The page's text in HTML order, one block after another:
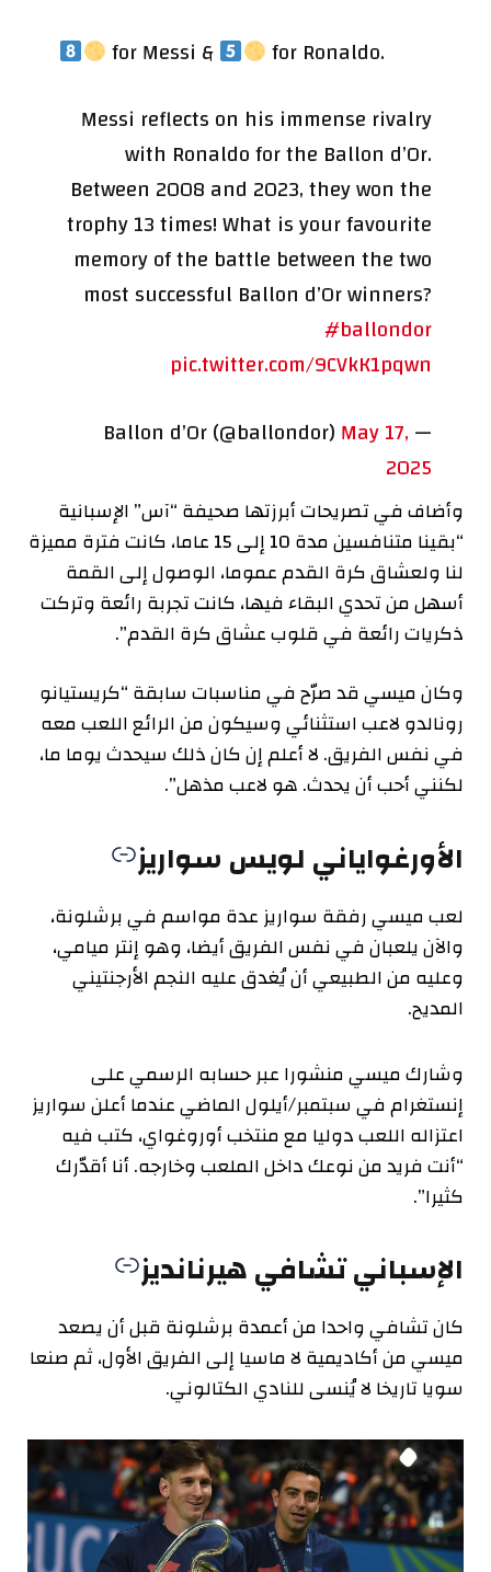
for Messi &
for Ronaldo.
Messi reflects on his immense rivalry
with Ronaldo for the Ballon d’Or.
Between 2008 and 2023, they won the
trophy 13 times! What is your favourite
memory of the battle between the two
most successful Ballon d’Or winners?
#ballondor
pic.twitter.com/9CVkK1pqwn
— Ballon d’Or (@ballondor)
May 17,
2025
وأضاف في تصريحات أبرزتها صحيفة “آس” الإسبانية
“بقينا متنافسين مدة 10 إلى 15 عاما، كانت فترة مميزة
لنا ولعشاق كرة القدم عموما، الوصول إلى القمة
أسهل من تحدي البقاء فيها، كانت تجربة رائعة وتركت
ذكريات رائعة في قلوب عشاق كرة القدم”.
وكان ميسي قد صرّح في مناسبات سابقة “كريستيانو
رونالدو لاعب استثنائي وسيكون من الرائع اللعب معه
في نفس الفريق. لا أعلم إن كان ذلك سيحدث يوما ما،
لكنني أحب أن يحدث. هو لاعب مذهل”.
الأورغواياني لويس سواريز
لعب ميسي رفقة سواريز عدة مواسم في برشلونة،
والآن يلعبان في نفس الفريق أيضا، وهو إنتر ميامي،
وعليه من الطبيعي أن يُغدق عليه النجم الأرجنتيني
المديح.
وشارك ميسي منشورا عبر حسابه الرسمي على
إنستغرام في سبتمبر/أيلول الماضي عندما أعلن سواريز
اعتزاله اللعب دوليا مع منتخب أوروغواي، كتب فيه
“أنت فريد من نوعك داخل الملعب وخارجه. أنا أقدّرك
كثيرا”.
الإسباني تشافي هيرنانديز
كان تشافي واحدا من أعمدة برشلونة قبل أن يصعد
ميسي من أكاديمية لا ماسيا إلى الفريق الأول، ثم صنعا
سويا تاريخا لا يُنسى للنادي الكتالوني.